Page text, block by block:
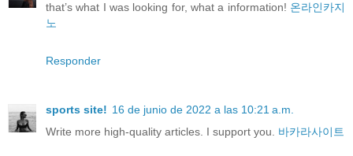
that’s what I was looking for, what a information! 온라인카지
노
Responder
sports site! 16 de junio de 2022 a las 10:21 a.m.
Write more high-quality articles. I support you. 바카라사이트